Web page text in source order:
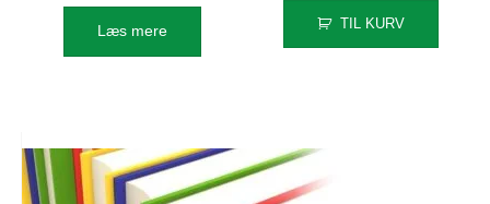
Læs mere
oprindeligeaktuelle
TIL KURV